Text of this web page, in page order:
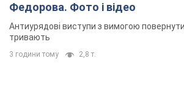
Федорова. Фото і відео
Антиурядові виступи з вимогою
тривають
3 години тому 2,8 т.